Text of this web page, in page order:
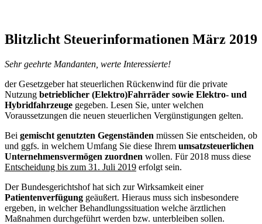
Blitzlicht Steuerinformationen März 2019
Sehr geehrte Mandanten, werte Interessierte!
der Gesetzgeber hat steuerlichen Rückenwind für die private
Nutzung betrieblicher (Elektro)Fahrräder sowie Elektro- und
Hybridfahrzeuge gegeben. Lesen Sie, unter welchen
Voraussetzungen die neuen steuerlichen Vergünstigungen gelten.
Bei gemischt genutzten Gegenständen müssen Sie entscheiden, ob
und ggfs. in welchem Umfang Sie diese Ihrem umsatzsteuerlichen
Unternehmensvermögen zuordnen wollen. Für 2018 muss diese
Entscheidung bis zum 31. Juli 2019 erfolgt sein.
Der Bundesgerichtshof hat sich zur Wirksamkeit einer
Patientenverfügung geäußert. Hieraus muss sich insbesondere
ergeben, in welcher Behandlungssituation welche ärztlichen
Maßnahmen durchgeführt werden bzw. unterbleiben sollen.